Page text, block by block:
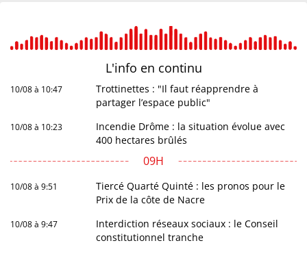
L'info en continu
10/08 à 10:47
Trottinettes : "Il faut réapprendre à
partager l’espace public"
10/08 à 10:23
Incendie Drôme : la situation évolue avec
400 hectares brûlés
09H
10/08 à 9:51
Tiercé Quarté Quinté : les pronos pour le
Prix de la côte de Nacre
10/08 à 9:47
Interdiction réseaux sociaux : le Conseil
constitutionnel tranche